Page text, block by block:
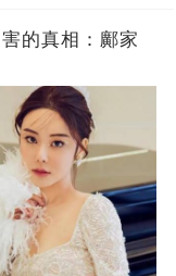
的真相：鄺家